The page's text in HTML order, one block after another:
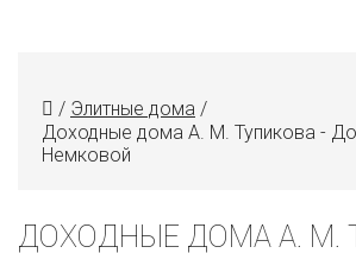
/ Элитные дома /
Доходные дома А. М. Тупикова -
Немковой
ДОХОДНЫЕ ДОМА А. М.